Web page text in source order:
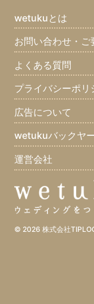
口癖は？(8) 座右の
好きな食べ物は？(12)
好きなスポーツは？(11)
好きな女性タレントは
好きなマンガは？(8)
好きな映画は？(8)
好きなゲームは？(3)
好きな場所は？(10)
好きな休日の過ごし方は
好きな言葉は？(12)
wetukuとは
お問い合わせ・ご
よくある質問
プライバシーポリ
広告について
wetukuバックヤ
運営会社
© 2026 株式会社